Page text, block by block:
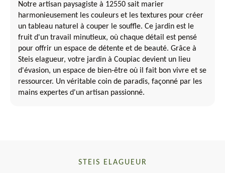
Notre artisan paysagiste à 12550 sait marier
harmonieusement les couleurs et les textures pour créer
un tableau naturel à couper le souffle. Ce jardin est le
fruit d'un travail minutieux, où chaque détail est pensé
pour offrir un espace de détente et de beauté. Grâce à
Steis elagueur, votre jardin à Coupiac devient un lieu
d'évasion, un espace de bien-être où il fait bon vivre et se
ressourcer. Un véritable coin de paradis, façonné par les
mains expertes d'un artisan passionné.
STEIS ELAGUEUR